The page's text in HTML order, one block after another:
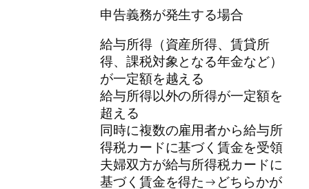
申告義務が発生する場合
給与所得（資産所得、賃貸所
得、課税対象となる年金など）
が一定額を越える
給与所得以外の所得が一定額を
超える
同時に複数の雇用者から給与所
得税カードに基づく賃金を受領
夫婦双方が給与所得税カードに
基づく賃金を得た→どちらかが